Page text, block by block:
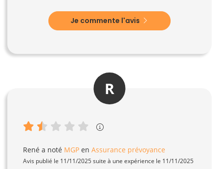
Je commente l'avis
R
René a noté MGP en Assurance prévoyance
Avis publié le 11/11/2025 suite à une expérience le 11/11/2025